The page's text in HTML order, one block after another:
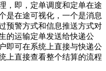
，即，定单调度和定单在途
是在途可视化，一个是消息
预警方式和信息推送方式对
的运输定单发送给快递公
即可在系统上直接与快递公
上直接查看整个结算的流程